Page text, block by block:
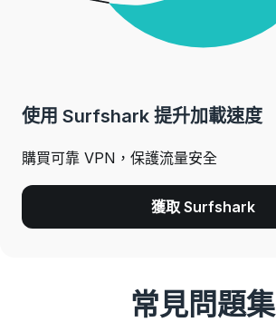
使用 Surfshark 提升加載速度
購買可靠 VPN，保護流量安全
獲取 Surfshark
常見問題集